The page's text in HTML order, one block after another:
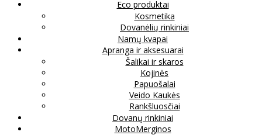
Eco produktai
Kosmetika
Dovanėlių rinkiniai
Namų kvapai
Apranga ir aksesuarai
Šalikai ir skaros
Kojinės
Papuošalai
Veido Kaukės
Rankšluosčiai
Dovanų rinkiniai
MotoMerginos